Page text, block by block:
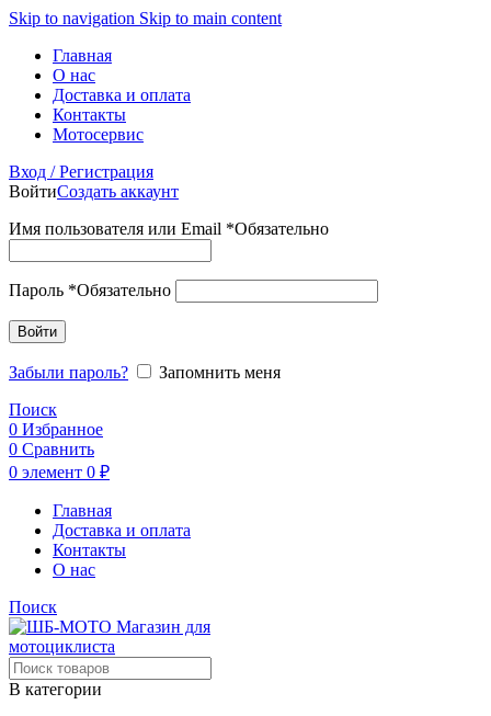
Skip to navigation Skip to main content
Главная
О нас
Доставка и оплата
Контакты
Мотосервис
Вход / Регистрация
ВойтиСоздать аккаунт
Имя пользователя или Email *Обязательно
Пароль *Обязательно
Войти
Забыли пароль?
Запомнить меня
Поиск
0 Избранное
0 Сравнить
0 элемент 0 ₽
Главная
Доставка и оплата
Контакты
О нас
Поиск
В категории